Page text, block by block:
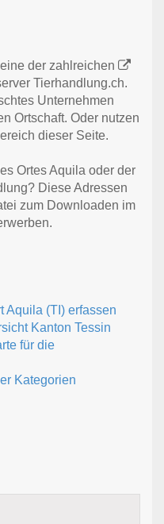
der zahlreichen
Tierhandlung.ch.
Unternehmen
Ortschaft. Oder nutzen
dieser Seite.
Ortes Aquila oder der
Diese Adressen
zum Downloaden im
Aquila (TI) erfassen
Kanton Tessin
für die
Kategorien